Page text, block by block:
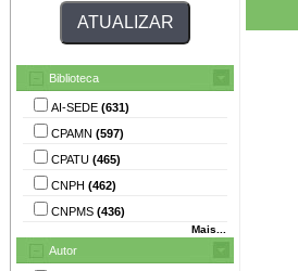
Biblioteca
AI-SEDE (631)
CPAMN (597)
CPATU (465)
CNPH (462)
CNPMS (436)
Mais...
Autor